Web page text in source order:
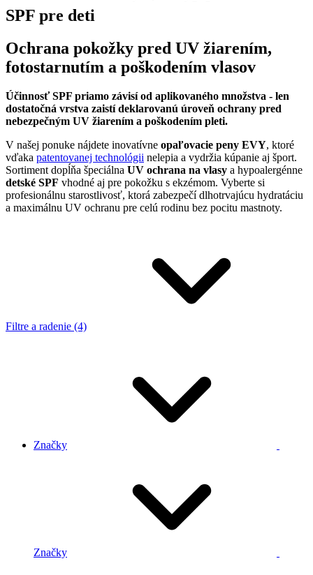
SPF pre deti
Ochrana pokožky pred UV žiarením,
fotostarnutím a poškodením vlasov
Účinnosť SPF priamo závisí od aplikovaného množstva - len
dostatočná vrstva zaistí deklarovanú úroveň ochrany pred
nebezpečným UV žiarením a poškodením pleti.
V našej ponuke nájdete inovatívne opaľovacie peny EVY, ktoré
vďaka patentovanej technológii nelepia a vydržia kúpanie aj šport.
Sortiment dopĺňa špeciálna UV ochrana na vlasy a hypoalergénne
detské SPF vhodné aj pre pokožku s ekzémom. Vyberte si
profesionálnu starostlivosť, ktorá zabezpečí dlhotrvajúcu hydratáciu
a maximálnu UV ochranu pre celú rodinu bez pocitu mastnoty.
Filtre a radenie (4)
Značky
Značky